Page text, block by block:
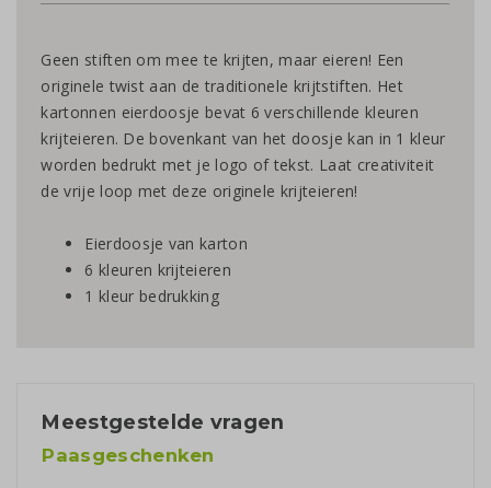
Geen stiften om mee te krijten, maar eieren! Een
originele twist aan de traditionele krijtstiften. Het
kartonnen eierdoosje bevat 6 verschillende kleuren
krijteieren. De bovenkant van het doosje kan in 1 kleur
worden bedrukt met je logo of tekst. Laat creativiteit
de vrije loop met deze originele krijteieren!
Eierdoosje van karton
6 kleuren krijteieren
1 kleur bedrukking
Meestgestelde vragen
Paasgeschenken